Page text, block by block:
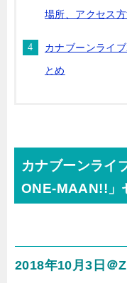
場所、アクセス
カナブーンライ
とめ
カナブーンラ
ONE-MAAN!!」
2018年10月3日＠